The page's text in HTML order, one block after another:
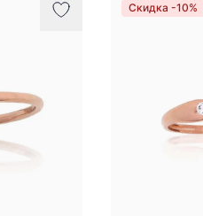
Скидка -10%